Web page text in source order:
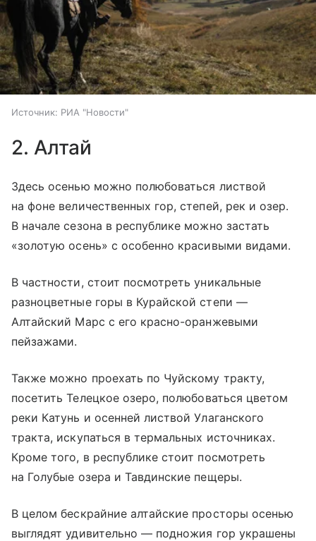
Источник: РИА "Новости"
2. Алтай
Здесь осенью можно полюбоваться листвой
на фоне величественных гор, степей, рек и озер.
В начале сезона в республике можно застать
«золотую осень» с особенно красивыми видами.
В частности, стоит посмотреть уникальные
разноцветные горы в Курайской степи —
Алтайский Марс с его красно-оранжевыми
пейзажами.
Также можно проехать по Чуйскому тракту,
посетитьТелецкое озеро, полюбоваться цветом
реки Катунь и осенней листвой Улаганского
тракта, искупаться в термальных источниках.
Кроме того, в республике стоит посмотреть
на Голубые озера и Тавдинские пещеры.
В целом бескрайние алтайские просторы осенью
выглядят удивительно — подножия гор украшены